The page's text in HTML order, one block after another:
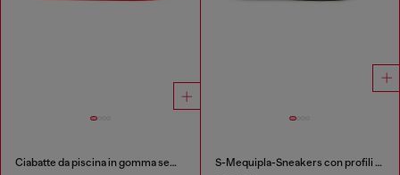
Ciabatte da piscina in gomma semi-trasparenti S-Mequipla-Sneakers con profili a contrasto